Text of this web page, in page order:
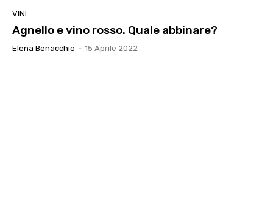
VINI
Agnello e vino rosso. Quale abbinare?
Elena Benacchio - 15 Aprile 2022